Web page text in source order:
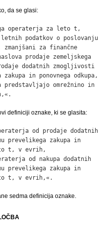
da se glasi:
operaterja za leto t,
podatkov o poslovanju
zmanjšani za finančne
prodaje zemeljskega
dodatnih zmogljivosti
zakupa in ponovnega odkupa,
predstavljajo omrežnino in
definiciji oznake, ki se glasita:
od prodaje dodatnih
prevelikega zakupa in
t, v evrih,
od nakupa dodatnih
prevelikega zakupa in
t, v evrih,«.
sedma definicija oznake.